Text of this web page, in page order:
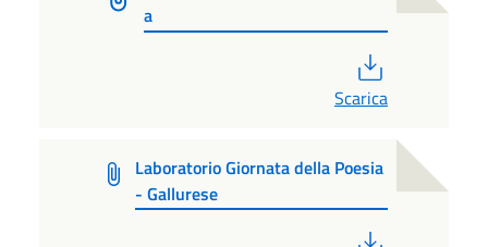
a
Scarica
Laboratorio Giornata della Poesia
- Gallurese